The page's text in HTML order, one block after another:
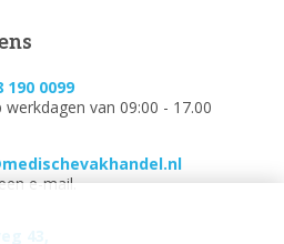
190 0099
werkdagen van 09:00 - 17.00
e-mail.